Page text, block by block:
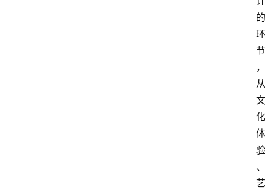
的
环
节
，
从
文
化
体
验
、
艺